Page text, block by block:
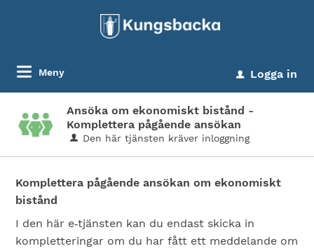
Meny u Logga in
Ansöka om ekonomiskt bistånd -
Komplettera pågående ansökan
Den här tjänsten kräver inloggning
Komplettera pågående ansökan om ekonomiskt
bistånd
I den här e‑tjänsten kan du endast skicka in
kompletteringar om du har fått ett meddelande om